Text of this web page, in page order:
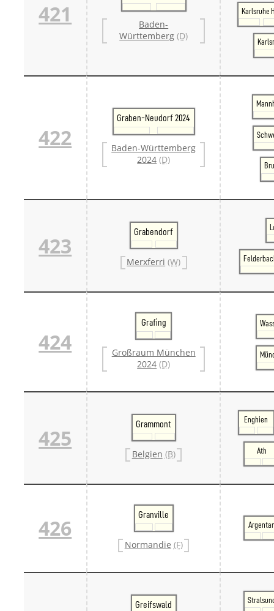
421
Baden-
Württemberg (D)
Karlsruhe
422
Graben-Neudorf 2024
Baden-Württemberg
2024 (D)
423
Grabendorf
Merxferri (W)
424
Grafing
Großraum München
2024 (D)
425
Grammont
Belgien (B)
Enghien
Ath
426
Granville
Normandie (F)
Greifswald